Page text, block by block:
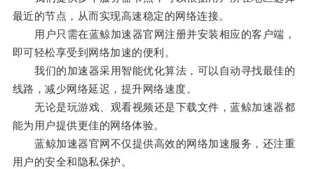
最近的节点，从而实现高速稳定的网络连接。
用户只需在蓝鲸加速器官网注册并安装相应的客户端，
即可轻松享受到网络加速的便利。
我们的加速器采用智能优化算法，可以自动寻找最佳的
线路，减少网络延迟，提升网络速度。
无论是玩游戏、观看视频还是下载文件，蓝鲸加速器都
能为用户提供更佳的网络体验。
蓝鲸加速器官网不仅提供高效的网络加速服务，还注重
用户的安全和隐私保护。